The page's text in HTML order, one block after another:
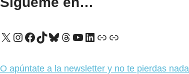
X Instagram
Facebook
TikTok
Bluesky
Threads
YouTube
LinkedIn
Enlace
Enlace
O apúntate a la newsletter y no te pierdas nada